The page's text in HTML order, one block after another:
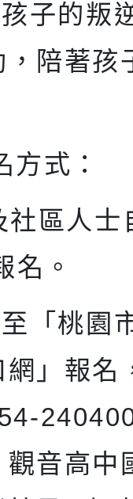
子的叛
，陪著孩
方式：
社區人士
名。
「桃園
網」報名
觀音高中